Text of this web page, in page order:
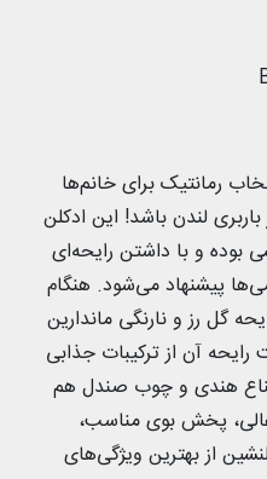
رمانتیک برای خانم‌ها
لندن باشد! این ادکلن
بوده و با داشتن رایحه‌ای
پیشنهاد می‌شود. هنگام
گل رز و نارنگی ماندارین
آن از ترکیبات جذابی
هندی و چوب صندل هم
پخش بوی مناسب،
از بهترین ویژگی‌های